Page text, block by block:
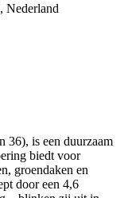
Nederland
36), is een duurzaam
biedt voor
groendaken en
door een 4,6